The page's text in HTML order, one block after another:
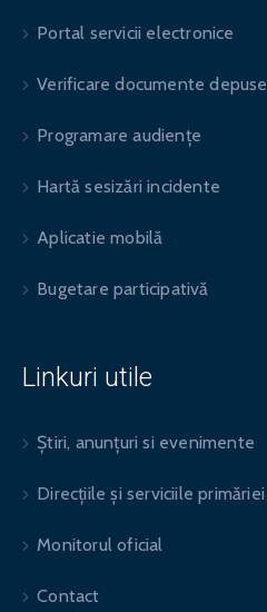
Portal servicii electronice
Verificare documente depuse
Programare audiențe
Hartă sesizări incidente
Aplicatie mobilă
Bugetare participativă
Linkuri utile
Știri, anunțuri si evenimente
Direcțiile și serviciile primăriei
Monitorul oficial
Contact